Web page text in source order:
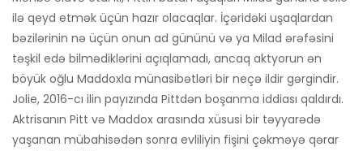
ilə qeyd etmək üçün hazır olacaqlar. İçəridəki uşaqlardan
bəzilərinin nə üçün onun ad gününü və ya Milad ərəfəsini
təşkil edə bilmədiklərini açıqlamadı, ancaq aktyorun ən
böyük oğlu Maddoxla münasibətləri bir neçə ildir gərgindir.
Jolie, 2016-cı ilin payızında Pittdən boşanma iddiası qaldırdı.
Aktrisanın Pitt və Maddox arasında xüsusi bir təyyarədə
yaşanan mübahisədən sonra evliliyin fişini çəkməyə qərar